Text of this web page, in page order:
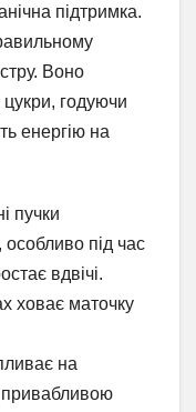
підтримка.
Воно
годуючи
енергію на
пучки
особливо під час
вдвічі.
ховає маточку
на
привабливою